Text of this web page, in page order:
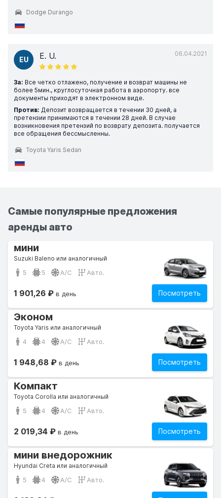
Dodge Durango
06.04.2021
EU E. U.
За: Все четко отлажено, получение и возврат машины не
более 5мин., круглосуточная работа в аэропорту. все
документы приходят в электронном виде.
Против: Депозит возвращается в течении 30 дней, а
претензии принимаются в течении 28 дней. В случае
возникновения претензий по возврату депозита. получается
все обращения бессмысленны.
Toyota Yaris Sedan
Самые популярные предложения
аренды авто
мини
Suzuki Baleno или аналогичный
5 5 A/C Авто.
Посмотреть
1 901,26 ₽ в день
Эконом
Toyota Yaris или аналогичный
4 4 A/C Авто.
Посмотреть
1 948,68 ₽ в день
Компакт
Toyota Corolla или аналогичный
5 4 A/C Авто.
Посмотреть
2 019,34 ₽ в день
мини внедорожник
Hyundai Creta или аналогичный
5 4 A/C Авто.